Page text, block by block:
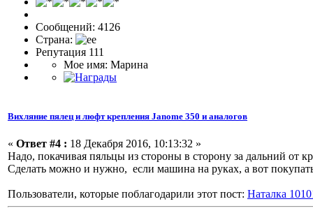
Сообщений: 4126
Страна:
Репутация 111
Мое имя: Марина
Вихляние пялец и люфт крепления Janome 350 и аналогов
« Ответ #4 : 18 Декабря 2016, 10:13:32 »
Надо, покачивая пяльцы из стороны в сторону за дальний от
Сделать можно и нужно, если машина на руках, а вот
Пользователи, которые поблагодарили этот пост: Наталка